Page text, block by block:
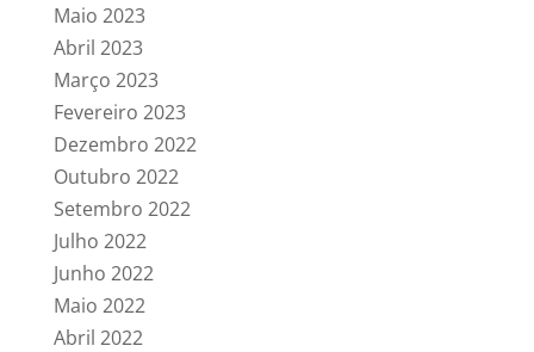
Maio 2023
Abril 2023
Março 2023
Fevereiro 2023
Dezembro 2022
Outubro 2022
Setembro 2022
Julho 2022
Junho 2022
Maio 2022
Abril 2022